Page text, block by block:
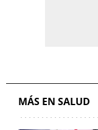
MÁS EN SALUD